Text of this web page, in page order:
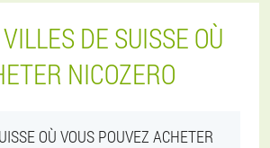
DE SUISSE OÙ
NICOZERO
OÙ VOUS POUVEZ ACHETER